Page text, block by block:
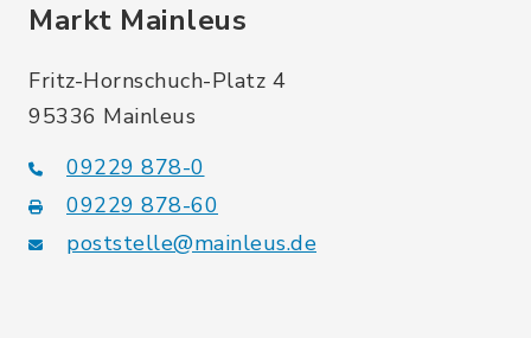
Markt Mainleus
Fritz-Hornschuch-Platz 4
95336 Mainleus
09229 878-0
09229 878-60
poststelle@mainleus.de